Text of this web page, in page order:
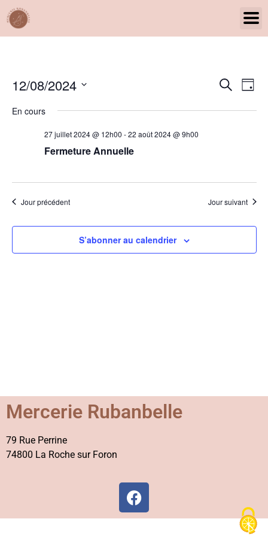
et
vues
Recherche
Jour
12/08/2024
une
date.
En cours
27 juillet 2024 @ 12h00 -22 août 2024 @ 9h00
Fermeture Annuelle
Jour précédent Jour suivant
S’abonner au calendrier
Mercerie Rubanbelle
79 Rue Perrine
74800 La Roche sur Foron
Panneau de gestion des cookies